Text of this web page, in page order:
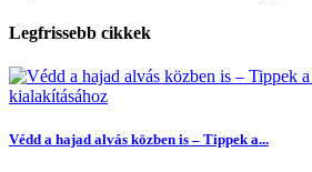
Legfrissebb cikkek
Védd a hajad alvás közben is – Tippek a...